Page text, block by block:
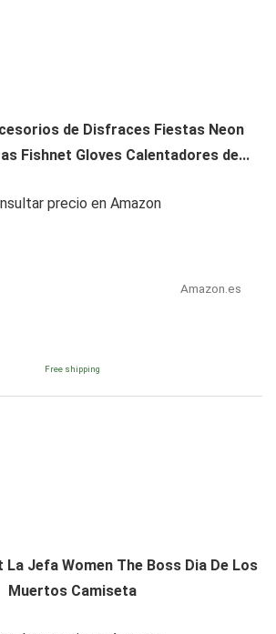
de Disfraces Fiestas Neon
Fishnet Gloves Calentadores de...
precio en Amazon
Amazon.es
Free shipping
Jefa Women The Boss Dia De Los
Muertos Camiseta